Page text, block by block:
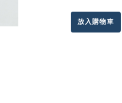
放入購物車